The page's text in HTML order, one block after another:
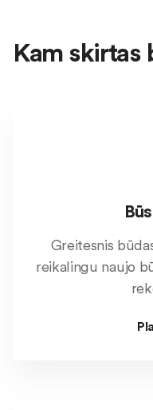
Kam skirtas
Greitesnis
reikalingu naujo